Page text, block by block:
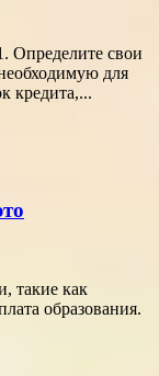
Определите свои
для
кредита,...
такие как
образования.